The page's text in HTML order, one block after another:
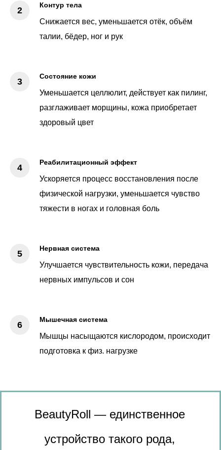
Контур тела
Снижается вес, уменьшается отёк, объём
талии, бёдер, ног и рук
Состояние кожи
Уменьшается целлюлит, действует как пилинг,
разглаживает морщины, кожа приобретает
здоровый цвет
Реабилитационный эффект
Ускоряется процесс восстановления после
физической нагрузки, уменьшается чувство
тяжести в ногах и головная боль
Нервная система
Улучшается чувствительность кожи, передача
нервных импульсов и сон
Мышечная система
Мышцы насыщаются кислородом, происходит
подготовка к физ. нагрузке
BeautyRoll — единственное
устройство такого рода,